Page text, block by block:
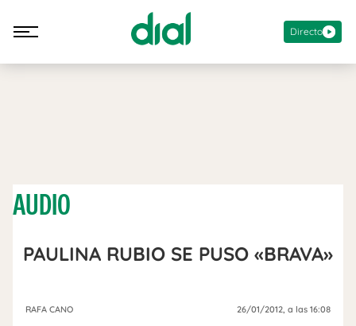
Directo
AUDIO
PAULINA RUBIO SE PUSO «BRAVA»
RAFA CANO 26/01/2012, a las 16:08